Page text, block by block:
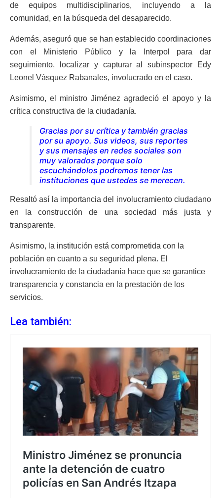
de equipos multidisciplinarios, incluyendo a la
comunidad, en la búsqueda del desaparecido.
Además, aseguró que se han establecido coordinaciones
con el Ministerio Público y la Interpol para dar
seguimiento, localizar y capturar al subinspector Edy
Leonel Vásquez Rabanales, involucrado en el caso.
Asimismo, el ministro Jiménez agradeció el apoyo y la
crítica constructiva de la ciudadanía.
Gracias por su crítica y también gracias
por su apoyo. Sus videos, sus reportes
y sus mensajes en redes sociales son
muy valorados porque solo
escuchándolos podremos tener las
instituciones que ustedes se merecen.
Resaltó así la importancia del involucramiento ciudadano
en la construcción de una sociedad más justa y
transparente.
Asimismo, la institución está comprometida con la
población en cuanto a su seguridad plena. El
involucramiento de la ciudadanía hace que se garantice
transparencia y constancia en la prestación de los
servicios.
Lea también: